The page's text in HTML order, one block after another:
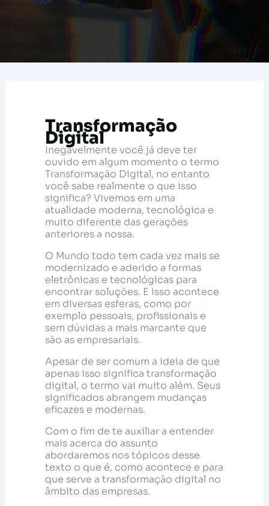
Transformação
Digital
Inegavelmente você já deve ter
ouvido em algum momento o termo
Transformação Digital, no entanto
você sabe realmente o que isso
significa? Vivemos em uma
atualidade moderna, tecnológica e
muito diferente das gerações
anteriores a nossa.
O Mundo todo tem cada vez mais se
modernizado e aderido a formas
eletrônicas e tecnológicas para
encontrar soluções. E isso acontece
em diversas esferas, como por
exemplo pessoais, profissionais e
sem dúvidas a mais marcante que
são as empresariais.
Apesar de ser comum a ideia de que
apenas isso significa transformação
digital, o termo vai muito além. Seus
significados abrangem mudanças
eficazes e modernas.
Com o fim de te auxiliar a entender
mais acerca do assunto
abordaremos nos tópicos desse
texto o que é, como acontece e para
que serve a transformação digital no
âmbito das empresas.